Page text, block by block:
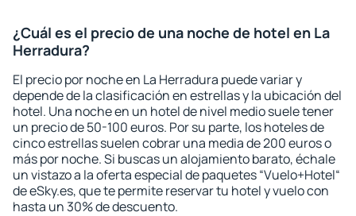
¿Cuál es el precio de una noche de hotel en La
Herradura?
El precio por noche en La Herradura puede variar y
depende de la clasificación en estrellas y la ubicación del
hotel. Una noche en un hotel de nivel medio suele tener
un precio de 50-100 euros. Por su parte, los hoteles de
cinco estrellas suelen cobrar una media de 200 euros o
más por noche. Si buscas un alojamiento barato, échale
un vistazo a la oferta especial de paquetes “Vuelo+Hotel“
de eSky.es, que te permite reservar tu hotel y vuelo con
hasta un 30% de descuento.